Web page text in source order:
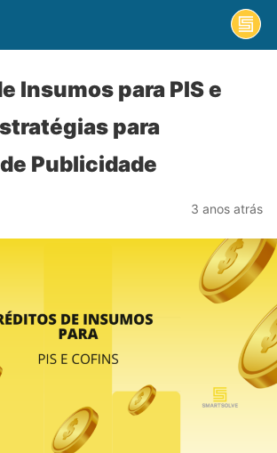
Insumos para PIS e
para
Publicidade
3 anos atrás